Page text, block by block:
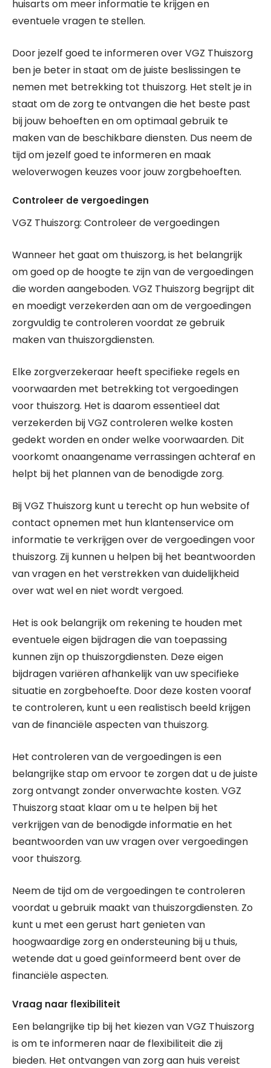
huisarts om meer informatie te krijgen en
eventuele vragen te stellen.
Door jezelf goed te informeren over VGZ Thuiszorg
ben je beter in staat om de juiste beslissingen te
nemen met betrekking tot thuiszorg. Het stelt je in
staat om de zorg te ontvangen die het beste past
bij jouw behoeften en om optimaal gebruik te
maken van de beschikbare diensten. Dus neem de
tijd om jezelf goed te informeren en maak
weloverwogen keuzes voor jouw zorgbehoeften.
Controleer de vergoedingen
VGZ Thuiszorg: Controleer de vergoedingen
Wanneer het gaat om thuiszorg, is het belangrijk
om goed op de hoogte te zijn van de vergoedingen
die worden aangeboden. VGZ Thuiszorg begrijpt dit
en moedigt verzekerden aan om de vergoedingen
zorgvuldig te controleren voordat ze gebruik
maken van thuiszorgdiensten.
Elke zorgverzekeraar heeft specifieke regels en
voorwaarden met betrekking tot vergoedingen
voor thuiszorg. Het is daarom essentieel dat
verzekerden bij VGZ controleren welke kosten
gedekt worden en onder welke voorwaarden. Dit
voorkomt onaangename verrassingen achteraf en
helpt bij het plannen van de benodigde zorg.
Bij VGZ Thuiszorg kunt u terecht op hun website of
contact opnemen met hun klantenservice om
informatie te verkrijgen over de vergoedingen voor
thuiszorg. Zij kunnen u helpen bij het beantwoorden
van vragen en het verstrekken van duidelijkheid
over wat wel en niet wordt vergoed.
Het is ook belangrijk om rekening te houden met
eventuele eigen bijdragen die van toepassing
kunnen zijn op thuiszorgdiensten. Deze eigen
bijdragen variëren afhankelijk van uw specifieke
situatie en zorgbehoefte. Door deze kosten vooraf
te controleren, kunt u een realistisch beeld krijgen
van de financiële aspecten van thuiszorg.
Het controleren van de vergoedingen is een
belangrijke stap om ervoor te zorgen dat u de juiste
zorg ontvangt zonder onverwachte kosten. VGZ
Thuiszorg staat klaar om u te helpen bij het
verkrijgen van de benodigde informatie en het
beantwoorden van uw vragen over vergoedingen
voor thuiszorg.
Neem de tijd om de vergoedingen te controleren
voordat u gebruik maakt van thuiszorgdiensten. Zo
kunt u met een gerust hart genieten van
hoogwaardige zorg en ondersteuning bij u thuis,
wetende dat u goed geïnformeerd bent over de
financiële aspecten.
Vraag naar flexibiliteit
Een belangrijke tip bij het kiezen van VGZ Thuiszorg
is om te informeren naar de flexibiliteit die zij
bieden. Het ontvangen van zorg aan huis vereist